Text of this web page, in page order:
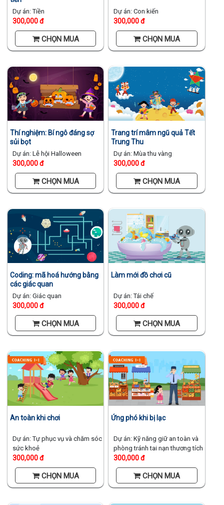
Dự án: Tiền
300,000 đ
CHỌN MUA
Dự án: Con kiến
300,000 đ
CHỌN MUA
Thí nghiệm: Bí ngô đáng sợ
sủi bọt
Dự án: Lễ hội Halloween
300,000 đ
CHỌN MUA
Trang trí mâm ngũ quả Tết
Trung Thu
Dự án: Mùa thu vàng
300,000 đ
CHỌN MUA
Coding: mã hoá hướng bằng
các giác quan
Dự án: Giác quan
300,000 đ
CHỌN MUA
Làm mới đồ chơi cũ
Dự án: Tái chế
300,000 đ
CHỌN MUA
An toàn khi chơi
Dự án: Tự phục vụ và chăm sóc
sức khoẻ
300,000 đ
CHỌN MUA
Ứng phó khi bị lạc
Dự án: Kỹ năng giữ an toàn và
phòng tránh tai nạn thương tích
300,000 đ
CHỌN MUA